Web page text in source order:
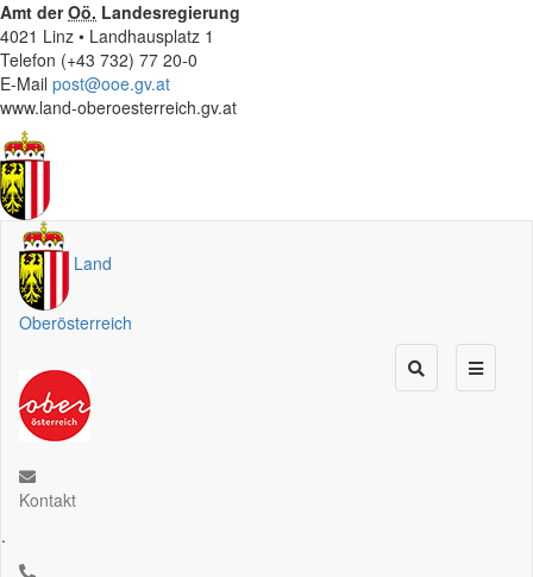
Amt derOö. Landesregierung
4021 Linz • Landhausplatz 1
Telefon (+43 732) 77 20-0
E-Mail post@ooe.gv.at
www.land-oberoesterreich.gv.at
Land
Oberösterreich
Kontakt
.